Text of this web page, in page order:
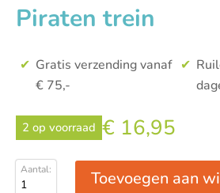
Piraten trein
Gratis verzending vanaf
€ 75,-
2 op voorraad € 16,95
Piraten
Toevoegen aan